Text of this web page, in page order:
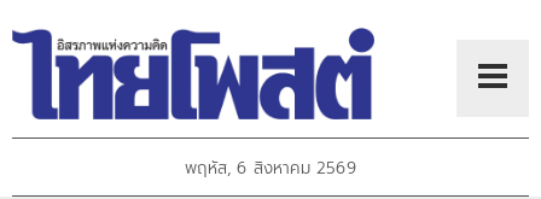
พฤหัส, 6 สิงหาคม 2569